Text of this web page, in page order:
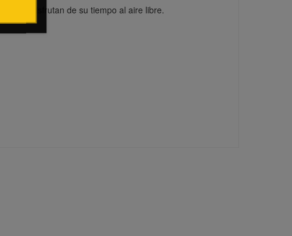
niños disfrutan de su tiempo al aire libre.